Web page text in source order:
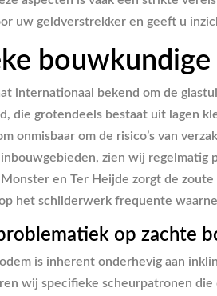
uw geldverstrekker en geeft u
internationaal bekend om de
die grotendeels bestaat uit lagen
onmisbaar om de risico’s van
zien wij regelmatig
en Ter Heijde zorgt de
het schilderwerk frequente
op zachte
is inherent onderhevig aan
wij specifieke scheurpatronen